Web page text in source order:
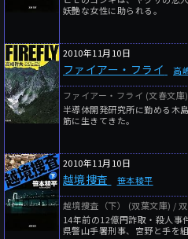
妖艶な女性に助られる。
2010年11月10日
ファイアー・フライ 高
ファイアー・フライ (文春文
半導体開発研究所に勤める木
筋に生きてきた。
2010年11月10日
越境捜査 笹本稜平
越境捜査（下） (双葉文庫) /
14年前の12億円詐取・殺人事
県警山手署刑事、宮野と手を組